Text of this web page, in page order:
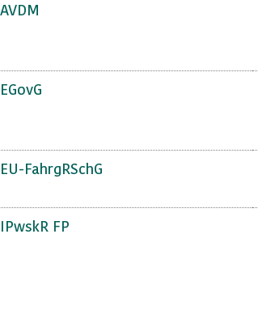
AVDM
EGovG
EU-FahrgRSchG
IPwskR FP